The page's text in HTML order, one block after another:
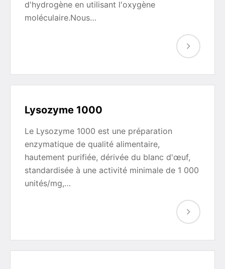
d'hydrogène en utilisant l'oxygène
moléculaire.Nous…
Lysozyme 1000
Le Lysozyme 1000 est une préparation
enzymatique de qualité alimentaire,
hautement purifiée, dérivée du blanc d'œuf,
standardisée à une activité minimale de 1 000
unités/mg,…